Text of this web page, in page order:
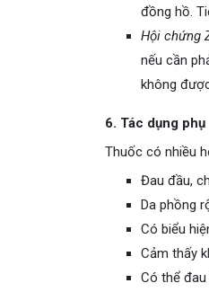
đồng hồ.
Hội chứng
nếu cần
không
6. Tác dụng phụ
Thuốc có nhiều
Đau đầu,
Da phồng
Có biểu
Cảm thấy
Có thể